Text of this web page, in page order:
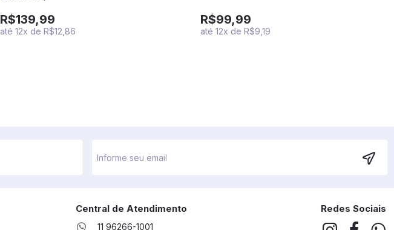
R$139,99
até 12x de R$12,86
R$99,99
até 12x de R$9,19
Central de Atendimento
11 96266-1001
Redes Sociais